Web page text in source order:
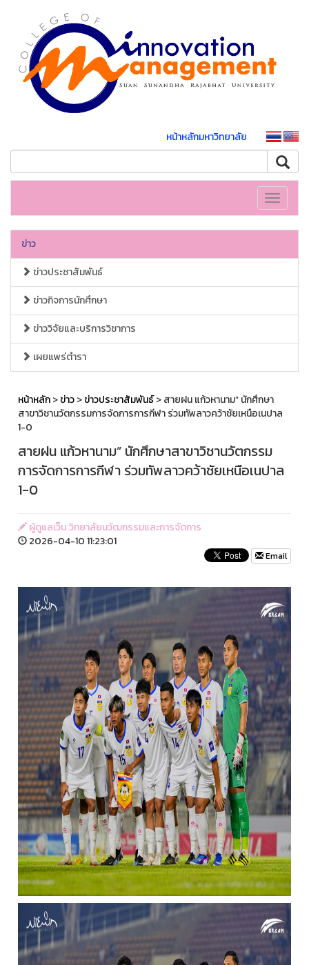
หน้าหลักมหาวิทยาลัย
Toggle
ข่าว
ข่าวประชาสัมพันธ์
ข่าวกิจการนักศึกษา
ข่าววิจัยและบริการวิชาการ
เผยแพร่ตำรา
หน้าหลัก>ข่าว>ข่าวประชาสัมพันธ์> สายฝน แก้วหานาม” นักศึกษา
สาขาวิชานวัตกรรมการจัดการการกีฬา ร่วมทัพลาวคว้าชัยเหนือเนปาล
1-0
สายฝน แก้วหานาม” นักศึกษาสาขาวิชานวัตกรรม
การจัดการการกีฬา ร่วมทัพลาวคว้าชัยเหนือเนปาล
1-0
ผู้ดูแลเว็บ วิทยาลัยนวัฒกรรมและการจัดการ
2026-04-10 11:23:01
Email